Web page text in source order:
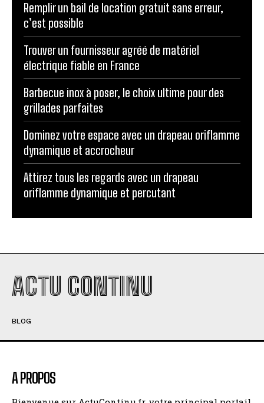
Remplir un bail de location gratuit sans erreur,
c’est possible
Trouver un fournisseur agréé de matériel
électrique fiable en France
Barbecue inox à poser, le choix ultime pour des
grillades parfaites
Dominez votre espace avec un drapeau oriflamme
dynamique et accrocheur
Attirez tous les regards avec un drapeau
oriflamme dynamique et percutant
ACTU CONTINU
BLOG
A PROPOS